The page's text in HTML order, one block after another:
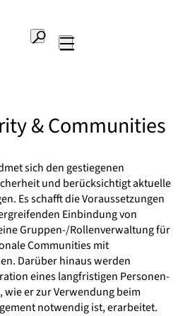
Suche
& Communities
sich den gestiegenen
und berücksichtigt aktuelle
Es schafft die Voraussetzungen
Einbindung von
Gruppen-/Rollenverwaltung für
Communities mit
Darüber hinaus werden
eines langfristigen Personen-
er zur Verwendung beim
notwendig ist, erarbeitet.